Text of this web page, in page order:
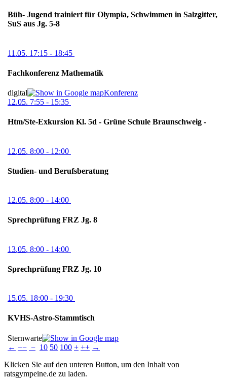
Büh- Jugend trainiert für Olympia, Schwimmen in Salzgitter,
SuS aus Jg. 5-8
11.05. 17:15 - 18:45
Fachkonferenz Mathematik
digital
Konferenz
12.05. 7:55 - 15:35
Htm/Ste-Exkursion Kl. 5d - Grüne Schule Braunschweig -
12.05. 8:00 - 12:00
Studien- und Berufsberatung
12.05. 8:00 - 14:00
Sprechprüfung FRZ Jg. 8
13.05. 8:00 - 14:00
Sprechprüfung FRZ Jg. 10
15.05. 18:00 - 19:30
KVHS-Astro-Stammtisch
Sternwarte
← −− − 10 50 100 + ++ →
Klicken Sie auf den unteren Button, um den Inhalt von
ratsgympeine.de zu laden.